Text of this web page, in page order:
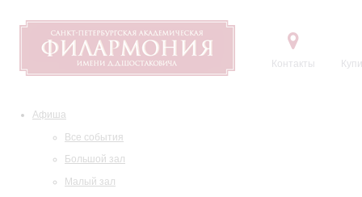
Контакты
Афиша
Все события
Большой зал
Малый зал